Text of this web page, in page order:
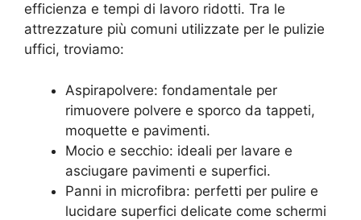
efficienza e tempi di lavoro ridotti. Tra le
attrezzature più comuni utilizzate per le pulizie
uffici, troviamo:
Aspirapolvere: fondamentale per
rimuovere polvere e sporco da tappeti,
moquette e pavimenti.
Mocio e secchio: ideali per lavare e
asciugare pavimenti e superfici.
Panni in microfibra: perfetti per pulire e
lucidare superfici delicate come schermi